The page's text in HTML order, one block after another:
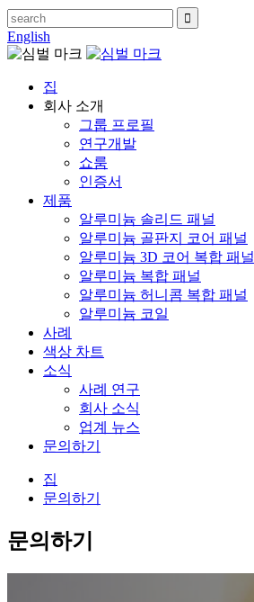
English
집
회사 소개
그룹 프로필
연구개발
쇼룸
인증서
제품
알루미늄 솔리드 패널
알루미늄 골판지 코어 패널
알루미늄 3D 코어 복합 패널
알루미늄 복합 패널
알루미늄 허니콤 복합 패널
알루미늄 코일
사례
색상 차트
소식
사례 연구
회사 소식
업계 뉴스
문의하기
집
문의하기
문의하기